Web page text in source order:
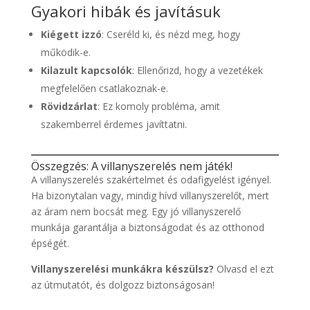
Gyakori hibák és javításuk
Kiégett izzó: Cseréld ki, és nézd meg, hogy
működik-e.
Kilazult kapcsolók: Ellenőrizd, hogy a vezetékek
megfelelően csatlakoznak-e.
Rövidzárlat: Ez komoly probléma, amit
szakemberrel érdemes javíttatni.
Összegzés: A villanyszerelés nem játék!
A villanyszerelés szakértelmet és odafigyelést igényel.
Ha bizonytalan vagy, mindig hívd villanyszerelőt, mert
az áram nem bocsát meg. Egy jó villanyszerelő
munkája garantálja a biztonságodat és az otthonod
épségét.
Villanyszerelési munkákra készülsz? Olvasd el ezt
az útmutatót, és dolgozz biztonságosan!